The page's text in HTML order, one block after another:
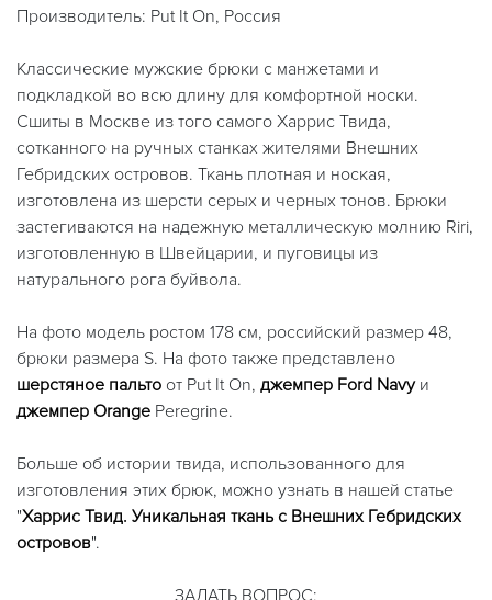
Производитель: Put It On, Россия
Классические мужские брюки с манжетами и
подкладкой во всю длину для комфортной носки.
Сшиты в Москве из того самого Харрис Твида,
сотканного на ручных станках жителями Внешних
Гебридских островов. Ткань плотная и ноская,
изготовлена из шерсти серых и черных тонов. Брюки
застегиваются на надежную металлическую молнию Riri,
изготовленную в Швейцарии, и пуговицы из
натурального рога буйвола.
На фото модель ростом 178 см, российский размер 48,
брюки размера S. На фото также представлено
шерстяное пальто от Put It On, джемпер Ford Navyи
джемпер Orange Peregrine.
Больше об истории твида, использованного для
изготовления этих брюк, можно узнать в нашей статье
"Харрис Твид. Уникальная ткань с Внешних Гебридских
островов".
ЗАДАТЬ ВОПРОС: